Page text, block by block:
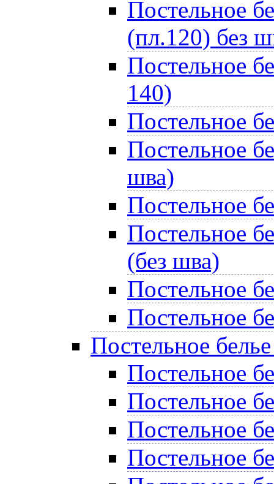
Постельное
(пл.120) без
Постельное
140)
Постельное
Постельное
шва)
Постельное
Постельное
(без шва)
Постельное
Постельное
Постельное
Постельное
Постельное
Постельное
Постельное